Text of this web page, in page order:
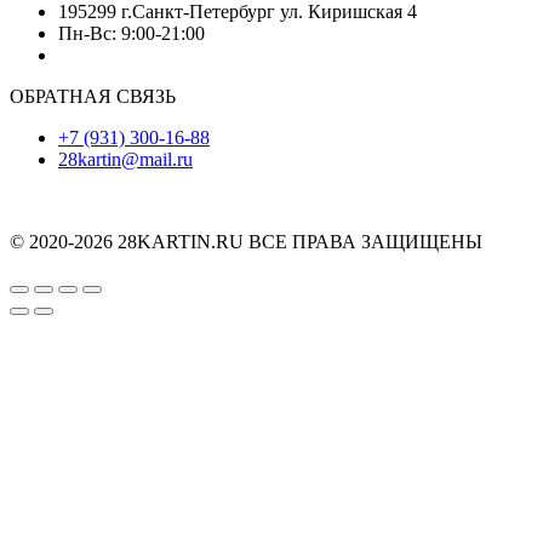
195299 г.Санкт-Петербург ул. Киришская 4
Пн-Вс: 9:00-21:00
ОБРАТНАЯ СВЯЗЬ
+7 (931) 300-16-88
28kartin@mail.ru
© 2020-2026 28KARTIN.RU ВСЕ ПРАВА ЗАЩИЩЕНЫ